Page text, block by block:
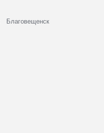
Благовещенск